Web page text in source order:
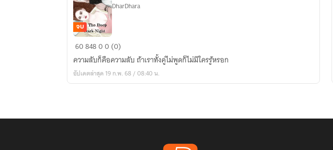
In
Deep
Dark
จบ
DharDhara
6084800 (0)
ความลับก็คือความลับ ถ้าเราทั้งคู่ไม่พูดก็ไม่มีใครรู้หรอก
อัปเดตล่าสุด 19 ก.พ. 68 / 08:40 น.